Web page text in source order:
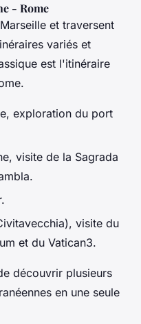
- Rome
et traversent
variés et
est l'itinéraire
exploration du port
visite de la Sagrada
visite du
et du Vatican3.
découvrir plusieurs
en une seule